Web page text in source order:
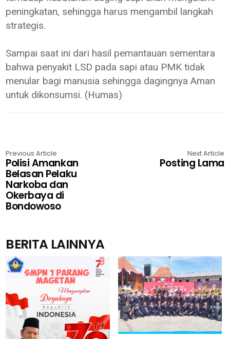
peningkatan, sehingga harus mengambil langkah
strategis.
Sampai saat ini dari hasil pemantauan sementara
bahwa penyakit LSD pada sapi atau PMK tidak
menular bagi manusia sehingga dagingnya Aman
untuk dikonsumsi. (Humas)
Previous Article
Polisi Amankan
Belasan Pelaku
Narkoba dan
Okerbaya di
Bondowoso
Next Article
Posting Lama
BERITA LAINNYA